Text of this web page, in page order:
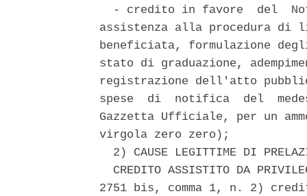
- credito in favore  del
assistenza alla procedura di
beneficiata, formulazione
stato di graduazione,
registrazione dell'atto
spese  di  notifica  del
Gazzetta Ufficiale, per un
virgola zero zero);
2) CAUSE LEGITTIME DI
CREDITO ASSISTITO DA
2751 bis, comma 1, n. 2)